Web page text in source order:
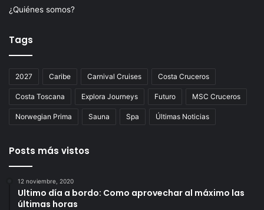
¿Quiénes somos?
Tags
2027 Caribe Carnival Cruises Costa Cruceros
Costa Toscana Explora Journeys Futuro MSC Cruceros
Norwegian Prima Sauna Spa Últimas Noticias
Posts más vistos
12 noviembre, 2020
Ultimo día a bordo: Como aprovechar al máximo las
últimas horas